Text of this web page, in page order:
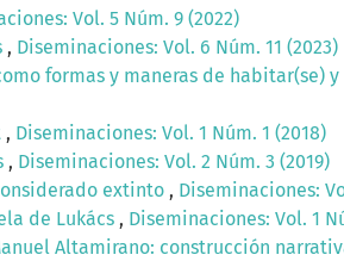
Vol. 5 Núm. 9 (2022)
, Diseminaciones: Vol. 6 Núm. 11 (2023)
formas y maneras de habitar(se)
, Diseminaciones: Vol. 1 Núm. 1 (2018)
, Diseminaciones: Vol. 2 Núm. 3 (2019)
extinto , Diseminaciones:
de Lukács , Diseminaciones: Vol. 1
Altamirano: construcción